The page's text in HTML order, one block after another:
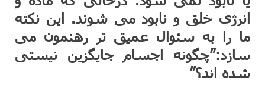
انرژی خلق و نابود می شوند. این نکته
ما را به سئوال عمیق تر رهنمون می
سازد:”چگونه اجسام جایگزین نیستی
شده اند؟”